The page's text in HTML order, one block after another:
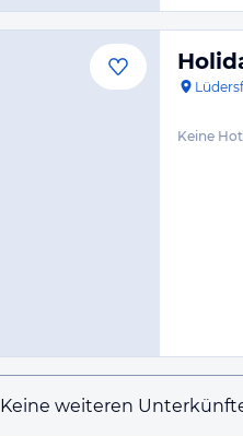
Keine
Keine weiteren